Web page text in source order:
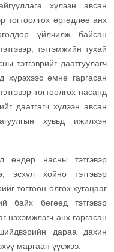
хүлээн авсан
тогтоолгох өргөдлөө анх
үйлчилж байсан
тэтгэмжийн тухай
тэтгэврийг даатгуулагч
хүрэхээс өмнө гаргасан
тогтоолгох насанд
даатгагч хүлээн авсан
хувьд ижилхэн
өндөр насны тэтгэвэр
эсхүл хойно тэтгэвэр
тогтоон олгох хугацааг
байх бөгөөд тэтгэвэр
нэхэмжлэгч анх гаргасан
дараа дахин
маргаан үүсжээ.